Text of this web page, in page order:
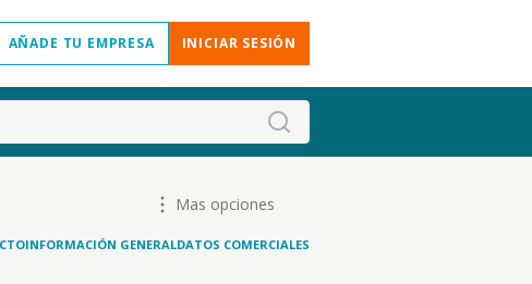
AÑADE TU EMPRESA INICIAR SESIÓN
Mas opciones
INFORMACIÓN GENERALDATOS COMERCIALES